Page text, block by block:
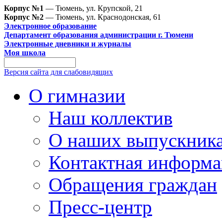
Корпус №1 — Тюмень, ул. Крупской, 21
Корпус №2 — Тюмень, ул. Краснодонская, 61
Электронное образование
Департамент образования администрации г. Тюмени
Электронные дневники и журналы
Моя школа
Версия сайта для слабовидящих
О гимназии
Наш коллектив
О наших
Контактная
Обращения граждан
Пресс-центр